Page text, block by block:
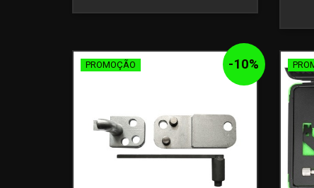
-10%
PROMOÇÃO